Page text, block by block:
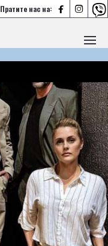
Пратите нас на:   